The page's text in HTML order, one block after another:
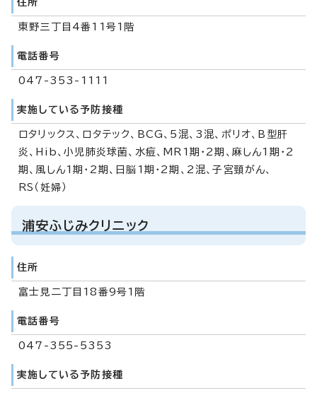
住所
東野三丁目4番11号1階
電話番号
047-353-1111
実施している予防接種
ロタリックス、ロタテック、BCG、5混、3混、ポリオ、B型肝
炎、Hib、小児肺炎球菌、水痘、MR1期・2期、麻しん1期・2
期、風しん1期・2期、日脳1期・2期、2混、子宮頸がん、
RS（妊婦）
浦安ふじみクリニック
住所
富士見二丁目18番9号1階
電話番号
047-355-5353
実施している予防接種